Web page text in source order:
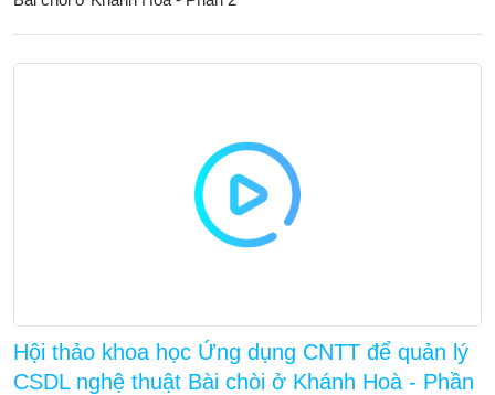
Hội thảo khoa học Ứng dụng CNTT để quản lý
CSDL nghệ thuật Bài chòi ở Khánh Hoà - Phần